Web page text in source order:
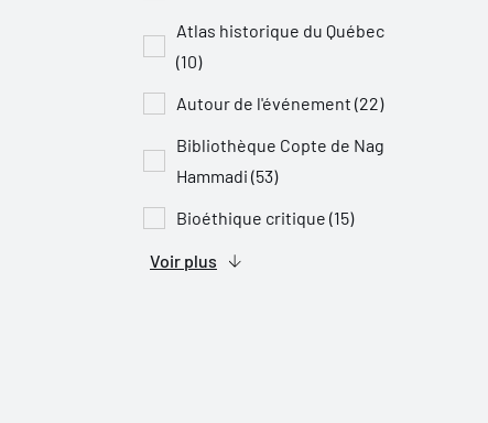
Atlas historique du Québec
(10)
Autour de l'événement (22)
Bibliothèque Copte de Nag
Hammadi (53)
Bioéthique critique (15)
Voir plus